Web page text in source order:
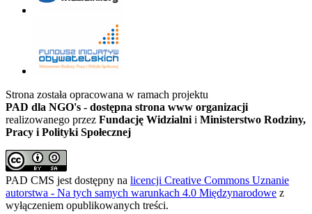
Strona została opracowana w ramach projektu
PAD dla NGO's - dostępna strona www organizacji
realizowanego przez Fundację Widzialni i Ministerstwo Rodziny,
Pracy i Polityki Społecznej
PAD CMS jest dostępny na licencji Creative Commons Uznanie
autorstwa - Na tych samych warunkach 4.0 Międzynarodowe z
wyłączeniem opublikowanych treści.